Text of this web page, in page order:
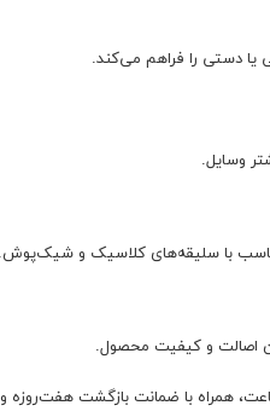
یا دستی را فراهم می‌کند.
وسایل.
با سلیقه‌های کلاسیک و شیک‌پوش.
اصالت و کیفیت محصول.